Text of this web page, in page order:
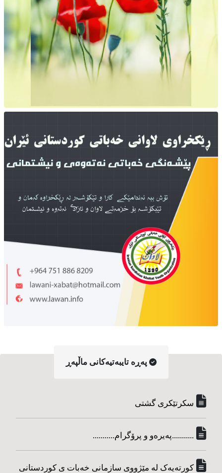
په‌ڕه‌ تایبه‌تیه‌کانی ماڵپه‌ڕ
سکرتێکری گشتی
...........په‌یره‌و و پرۆگرام...........
کورته‌یه‌ک له مێژووی سازمانی خه‌بات ی کوردستانی